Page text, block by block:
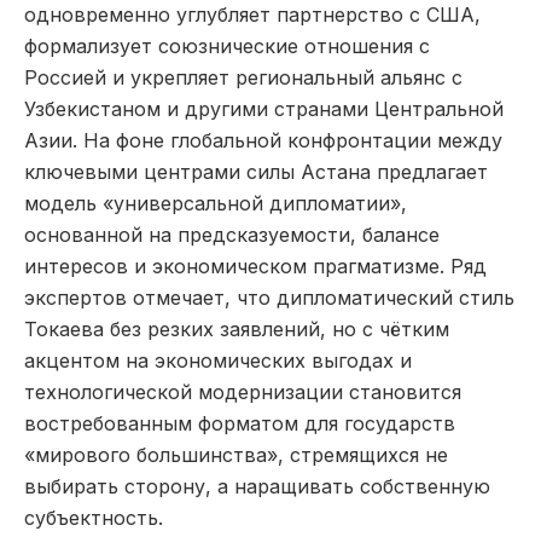
одновременно углубляет партнерство с США,
формализует союзнические отношения с
Россией и укрепляет региональный альянс с
Узбекистаном и другими странами Центральной
Азии. На фоне глобальной конфронтации между
ключевыми центрами силы Астана предлагает
модель «универсальной дипломатии»,
основанной на предсказуемости, балансе
интересов и экономическом прагматизме. Ряд
экспертов отмечает, что дипломатический стиль
Токаева без резких заявлений, но с чётким
акцентом на экономических выгодах и
технологической модернизации становится
востребованным форматом для государств
«мирового большинства», стремящихся не
выбирать сторону, а наращивать собственную
субъектность.